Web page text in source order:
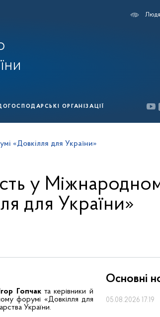
ОРГАНІЗАЦІЇ
«Довкілля для України»
у
для України»
Ігор Гопчакта керівники й
форумі «Довкілля для
України.
Основні
05.08.2026 17:19